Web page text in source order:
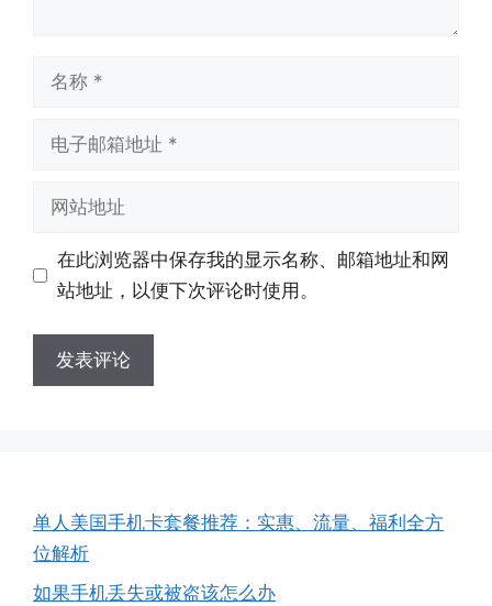
址
址
在此浏览器中保存我的显示名称、邮箱地址和网
站地址，以便下次评论时使用。
单人美国手机卡套餐推荐：实惠、流量、福利全方
位解析
如果手机丢失或被盗该怎么办